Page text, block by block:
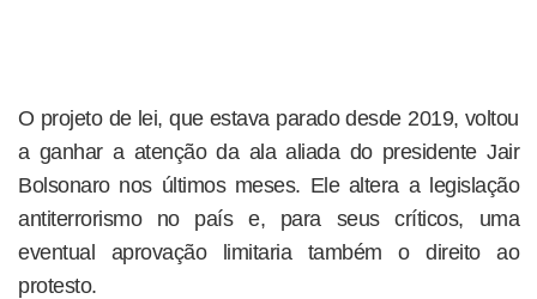
O projeto de lei, que estava parado desde 2019, voltou
a ganhar a atenção da ala aliada do presidente Jair
Bolsonaro nos últimos meses. Ele altera a legislação
antiterrorismo no país e, para seus críticos, uma
eventual aprovação limitaria também o direito ao
protesto.